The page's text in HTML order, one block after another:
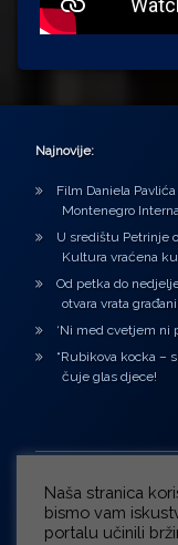
Najnovije:
Film Daniela
Montenegro
U središtu Petrinje
Kultura vraćena
Od petka do
otvara vrata
‘Ni med cvetjem ni
“Rubikova kocka –
čuje glas djece!
Naša stranica
bismo vam
portalu učinili